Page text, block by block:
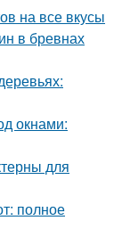
на все вкусы
в бревнах
окнами:
для
полное